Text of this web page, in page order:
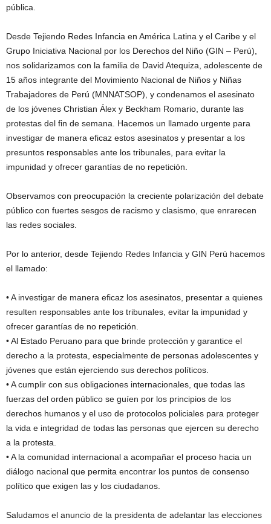
pública.
Desde Tejiendo Redes Infancia en América Latina y el Caribe y el
Grupo Iniciativa Nacional por los Derechos del Niño (GIN – Perú),
nos solidarizamos con la familia de David Atequiza, adolescente de
15 años integrante del Movimiento Nacional de Niños y Niñas
Trabajadores de Perú (MNNATSOP), y condenamos el asesinato
de los jóvenes Christian Álex y Beckham Romario, durante las
protestas del fin de semana. Hacemos un llamado urgente para
investigar de manera eficaz estos asesinatos y presentar a los
presuntos responsables ante los tribunales, para evitar la
impunidad y ofrecer garantías de no repetición.
Observamos con preocupación la creciente polarización del debate
público con fuertes sesgos de racismo y clasismo, que enrarecen
las redes sociales.
Por lo anterior, desde Tejiendo Redes Infancia y GIN Perú hacemos
el llamado:
• A investigar de manera eficaz los asesinatos, presentar a quienes
resulten responsables ante los tribunales, evitar la impunidad y
ofrecer garantías de no repetición.
• Al Estado Peruano para que brinde protección y garantice el
derecho a la protesta, especialmente de personas adolescentes y
jóvenes que están ejerciendo sus derechos políticos.
• A cumplir con sus obligaciones internacionales, que todas las
fuerzas del orden público se guíen por los principios de los
derechos humanos y el uso de protocolos policiales para proteger
la vida e integridad de todas las personas que ejercen su derecho
a la protesta.
• A la comunidad internacional a acompañar el proceso hacia un
diálogo nacional que permita encontrar los puntos de consenso
político que exigen las y los ciudadanos.
Saludamos el anuncio de la presidenta de adelantar las elecciones